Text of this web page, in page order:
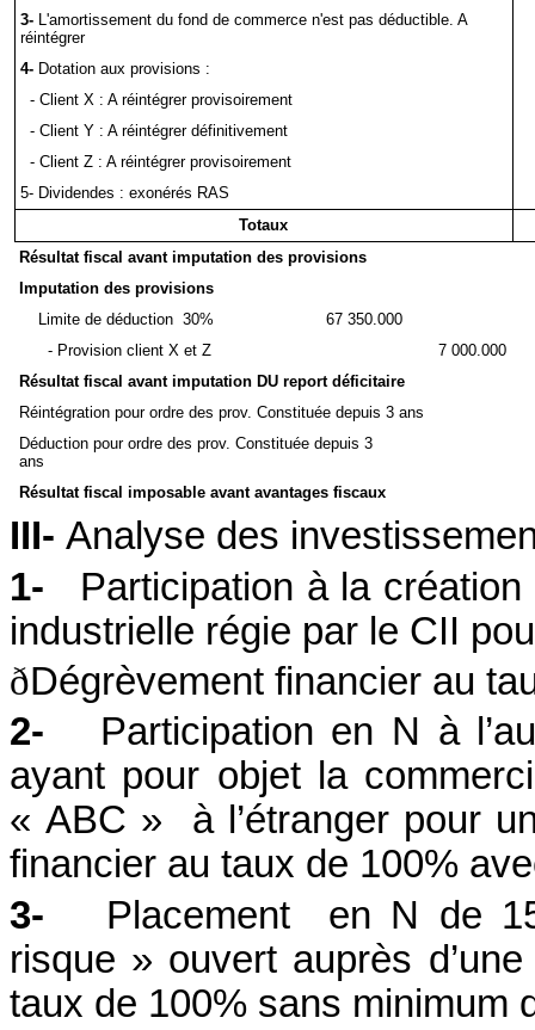
3- L'amortissement du fond de commerce n'est pas déductible. A
réintégrer
4- Dotation aux provisions :
- Client X : A réintégrer provisoirement
- Client Y : A réintégrer définitivement
- Client Z : A réintégrer provisoirement
5- Dividendes : exonérés RAS
Totaux
Résultat fiscal avant imputation des provisions
Imputation des provisions
Limite de déduction 30%
67 350.000
- Provision client X et Z
7 000.000
Résultat fiscal avant imputation DU report déficitaire
Réintégration pour ordre des prov. Constituée depuis 3 ans
Déduction pour ordre des prov. Constituée depuis 3
ans
Résultat fiscal imposable avant avantages fiscaux
III- Analyse des
1-
Participation à la
industrielle régie par le CII
ðDégrèvement financier au
2-
Participation en N à
ayant pour objet la
« ABC »
à l’étranger pour
financier au taux de 100%
3-
Placement
en N de
risque » ouvert auprès
taux de 100% sans minimum